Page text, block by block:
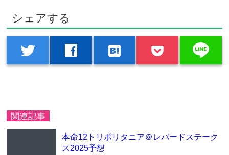
シェアする
twitter facebook hatenabookmark line
関連記事
本命12トリポリタニア＠レパードステーク
ス2025予想